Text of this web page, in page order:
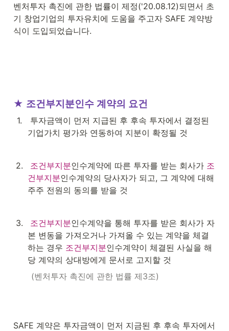
벤처투자 촉진에 관한 법률이 제정('20.08.12)되면서 초
기 창업기업의 투자유치에 도움을 주고자 SAFE 계약방
식이 도입되었습니다.
★ 조건부지분인수 계약의 요건
1.
기업가치 평가와 연동하여 지분이 확정될 것
2. 조건부지분인수계약에 따른 투자를 받는 회사가 조
건부지분인수계약의 당사자가 되고, 그 계약에 대해
주주 전원의 동의를 받을 것
3. 조건부지분인수계약을 통해 투자를 받은 회사가 자
본 변동을 가져오거나 가져올 수 있는 계약을 체결
하는 경우 조건부지분인수계약이 체결된 사실을 해
당 계약의 상대방에게 문서로 고지할 것
(벤처투자 촉진에 관한 법률 제3조)
SAFE 계약은 투자금액이 먼저 지금된 후 후속 투자에서